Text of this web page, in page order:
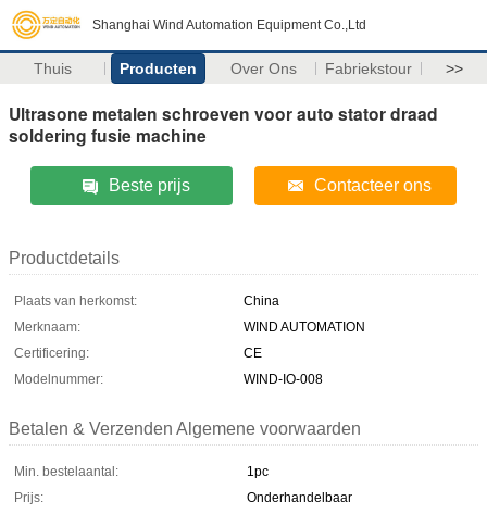
Shanghai Wind Automation Equipment Co.,Ltd
Thuis Producten Over Ons Fabriekstour >>
Ultrasone metalen schroeven voor auto stator draad
soldering fusie machine
Beste prijs Contacteer ons
Productdetails
Plaats van herkomst:
China
Merknaam:
WIND AUTOMATION
Certificering:
CE
Modelnummer:
WIND-IO-008
Betalen & Verzenden Algemene voorwaarden
Min. bestelaantal:
1pc
Prijs:
Onderhandelbaar